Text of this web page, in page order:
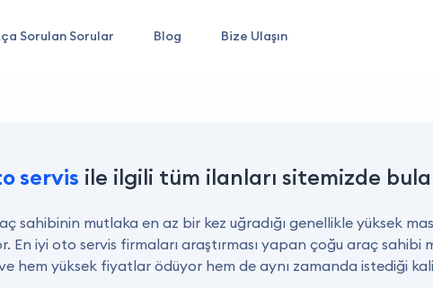
Sorulan Sorular Blog Bize Ulaşın
servis ile ilgili tüm ilanları sitemizde
sahibinin mutlaka en az bir kez uğradığı genellikle yüksek
En iyi oto servis firmaları araştırması yapan çoğu araç sahibi
hem yüksek fiyatlar ödüyor hem de aynı zamanda istediği